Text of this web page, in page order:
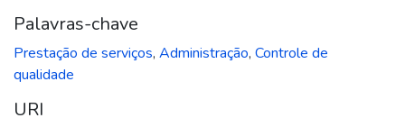
Palavras-chave
Prestação de serviços, Administração, Controle de
qualidade
URI